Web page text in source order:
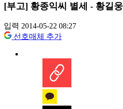
[부고] 황종익씨 별세 - 황길
입력 2014-05-22 08:27
선호매체 추가